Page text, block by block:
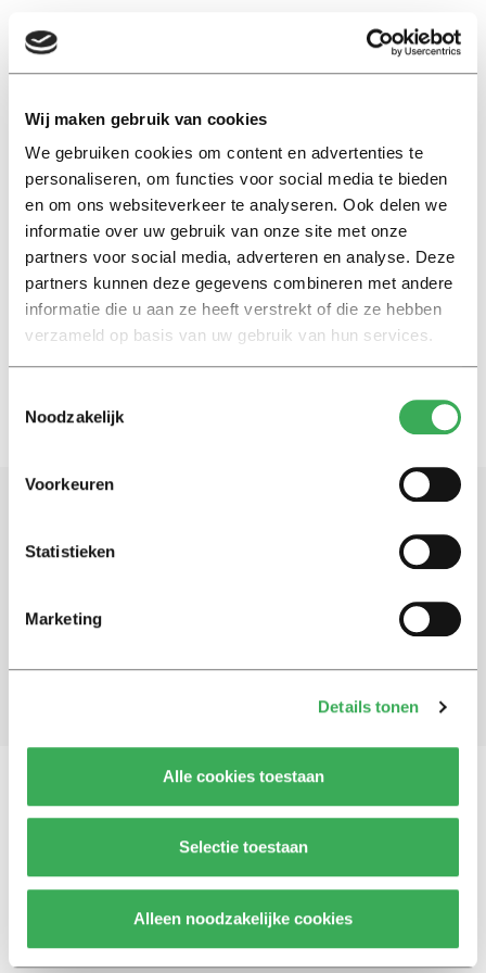
Wij maken gebruik van cookies
We gebruiken cookies om content en advertenties te
personaliseren, om functies voor social media te bieden
en om ons websiteverkeer te analyseren. Ook delen we
informatie over uw gebruik van onze site met onze
partners voor social media, adverteren en analyse. Deze
partners kunnen deze gegevens combineren met andere
informatie die u aan ze heeft verstrekt of die ze hebben
verzameld op basis van uw gebruik van hun services.
Noodzakelijk
Voorkeuren
Statistieken
Marketing
Details tonen
Alle cookies toestaan
Selectie toestaan
Alleen noodzakelijke cookies
EN
gaby thijssen
Achtergrond
Extremisten zijn ook mensen:
sociale banden zijn cruciaal in
de strijd tegen radicalisering
16 december 2025
Blijf op de hoogte. Meld je aan voor de nieuwsbrief van
Aanmelden
Vragen, opmerkingen of tips?
© 2026 -Over ons Disclaimer Adverteren Werken bij Contact